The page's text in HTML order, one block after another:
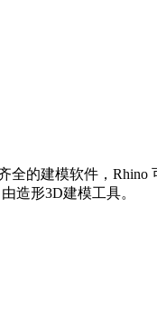
全的建模软件，
造形3D建模工具。